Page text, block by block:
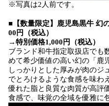
※写真は2人前です。
■【数量限定】鹿児島黒牛 幻
00円（税込）
→特別価格1,000円（税込）
ブランド和牛指定取扱店でも
めて希少価値の高い幻の「鹿
しっかりとした厚みが肉のジ
でとろけるような食感を味わ
優れた脂と良質な肉質が高評
食感で、味覚の全域を優雅に